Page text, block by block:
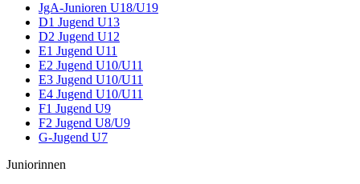
JgA-Junioren U18/U19
D1 Jugend U13
D2 Jugend U12
E1 Jugend U11
E2 Jugend U10/U11
E3 Jugend U10/U11
E4 Jugend U10/U11
F1 Jugend U9
F2 Jugend U8/U9
G-Jugend U7
Juniorinnen